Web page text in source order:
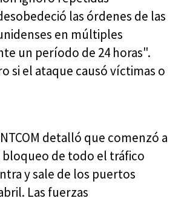
las órdenes de las
en múltiples
un período de 24 horas".
si el ataque causó víctimas o
detalló que comenzó a
de todo el tráfico
y sale de los puertos
Las fuerzas